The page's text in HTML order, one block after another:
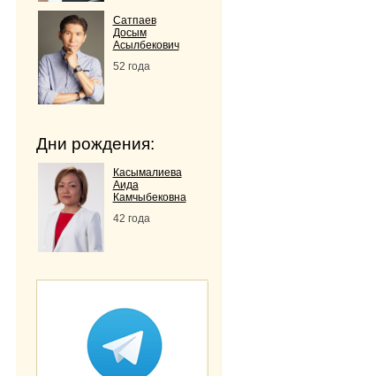
Сатпаев
Досым
Асылбекович
52 года
Дни рождения:
Касымалиева
Аида
Камчыбековна
42 года